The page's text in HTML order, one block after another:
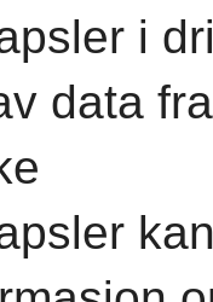
i
data fra